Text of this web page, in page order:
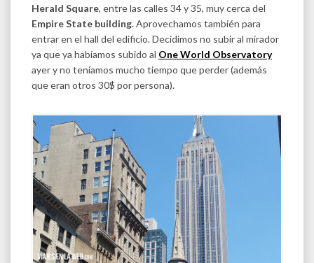
Herald Square, entre las calles 34 y 35, muy cerca del
Empire State building. Aprovechamos también para
entrar en el hall del edificio. Decidimos no subir al mirador
ya que ya habíamos subido al One World Observatory
ayer y no teníamos mucho tiempo que perder (además
que eran otros 30$ por persona).